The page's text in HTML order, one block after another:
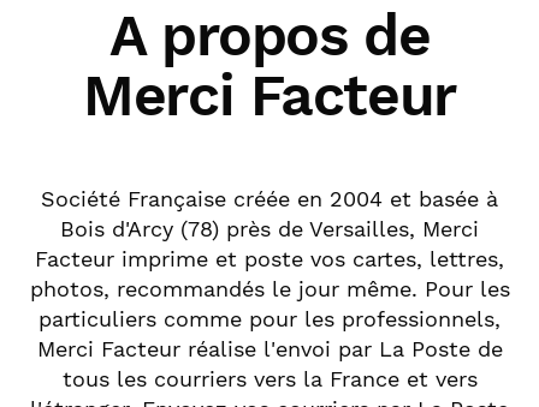
A propos de
Merci Facteur
Société Française créée en 2004 et basée à
Bois d'Arcy (78) près de Versailles, Merci
Facteur imprime et poste vos cartes, lettres,
photos, recommandés le jour même. Pour les
particuliers comme pour les professionnels,
Merci Facteur réalise l'envoi par La Poste de
tous les courriers vers la France et vers